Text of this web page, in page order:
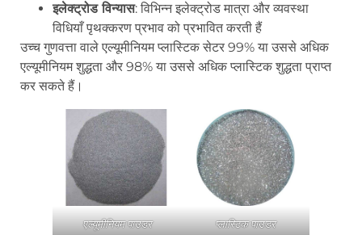
इलेक्ट्रोड विन्यास: विभिन्न इलेक्ट्रोड मात्रा और व्यवस्था
विधियाँ पृथक्करण प्रभाव को प्रभावित करती हैं
उच्च गुणवत्ता वाले एल्यूमीनियम प्लास्टिक सेटर 99% या उससे अधिक
एल्यूमीनियम शुद्धता और 98% या उससे अधिक प्लास्टिक शुद्धता प्राप्त
कर सकते हैं।
एल्यूमीनियम पाउडर प्लास्टिक पाउडर